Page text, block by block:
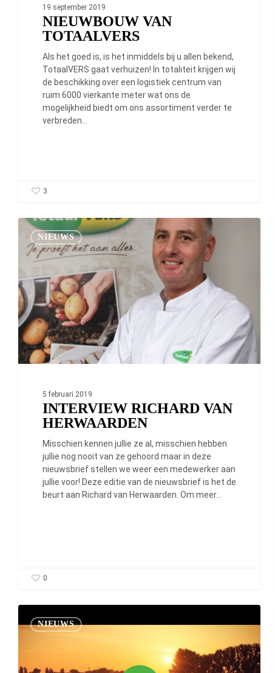
19 september 2019
NIEUWBOUW VAN
TOTAALVERS
Als het goed is, is het inmiddels bij u allen bekend,
TotaalVERS gaat verhuizen! In totaliteit krijgen wij
de beschikking over een logistiek centrum van
ruim 6000 vierkante meter wat ons de
mogelijkheid biedt om ons assortiment verder te
verbreden…
3
Interview Richard
van
Herwaarden
NIEUWS
5 februari 2019
INTERVIEW RICHARD VAN
HERWAARDEN
Misschien kennen jullie ze al, misschien hebben
jullie nog nooit van ze gehoord maar in deze
nieuwsbrief stellen we weer een medewerker aan
jullie voor! Deze editie van de nieuwsbrief is het de
beurt aan Richard van Herwaarden. Om meer…
0
NIEUWS